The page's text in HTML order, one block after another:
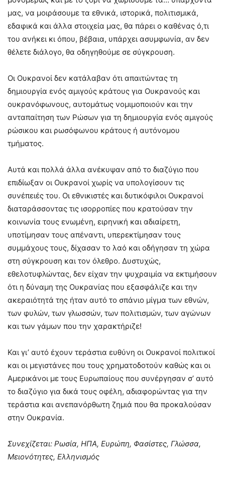
μας, να μοιράσουμε τα εθνικά, ιστορικά, πολιτισμικά,
εδαφικά και άλλα στοιχεία μας, θα πάρει ο καθένας ό,τι
του ανήκει κι όπου, βέβαια, υπάρχει ασυμφωνία, αν δεν
θέλετε διάλογο, θα οδηγηθούμε σε σύγκρουση.
Οι Ουκρανοί δεν κατάλαβαν ότι απαιτώντας τη
δημιουργία ενός αμιγούς κράτους για Ουκρανούς και
ουκρανόφωνους, αυτομάτως νομιμοποιούν και την
ανταπαίτηση των Ρώσων για τη δημιουργία ενός αμιγούς
ρώσικου και ρωσόφωνου κράτους ή αυτόνομου
τμήματος.
Αυτά και πολλά άλλα ανέκυψαν από το διαζύγιο που
επιδίωξαν οι Ουκρανοί χωρίς να υπολογίσουν τις
συνέπειές του. Οι εθνικιστές και δυτικόφιλοι Ουκρανοί
διαταράσσοντας τις ισορροπίες που κρατούσαν την
κοινωνία τους ενωμένη, ειρηνική και αδιαίρετη,
υποτίμησαν τους απέναντι, υπερεκτίμησαν τους
συμμάχους τους, δίχασαν το λαό και οδήγησαν τη χώρα
στη σύγκρουση και τον όλεθρο. Δυστυχώς,
εθελοτυφλώντας, δεν είχαν την ψυχραιμία να εκτιμήσουν
ότι η δύναμη της Ουκρανίας που εξασφάλιζε και την
ακεραιότητά της ήταν αυτό το σπάνιο μίγμα των εθνών,
των φυλών, των γλωσσών, των πολιτισμών, των αγώνων
και των γάμων που την χαρακτήριζε!
Και γι’ αυτό έχουν τεράστια ευθύνη οι Ουκρανοί πολιτικοί
και οι μεγιστάνες που τους χρηματοδοτούν καθώς και οι
Αμερικάνοι με τους Ευρωπαίους που συνέργησαν σ’ αυτό
το διαζύγιο για δικά τους οφέλη, αδιαφορώντας για την
τεράστια και ανεπανόρθωτη ζημιά που θα προκαλούσαν
στην Ουκρανία.
Συνεχίζεται: Ρωσία, ΗΠΑ, Ευρώπη, Φασίστες, Γλώσσα,
Μειονότητες, Ελληνισμός